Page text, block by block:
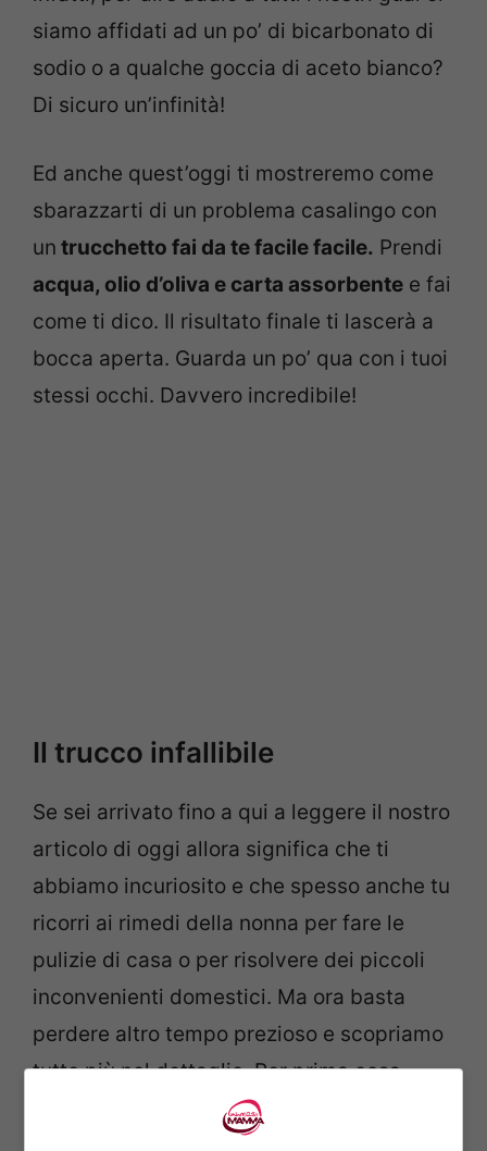
siamo affidati ad un po’ di bicarbonato di
sodio o a qualche goccia di aceto bianco?
Di sicuro un’infinità!
Ed anche quest’oggi ti mostreremo come
sbarazzarti di un problema casalingo con
un trucchetto fai da te facile facile. Prendi
acqua, olio d’oliva e carta assorbente e fai
come ti dico. Il risultato finale ti lascerà a
bocca aperta. Guarda un po’ qua con i tuoi
stessi occhi. Davvero incredibile!
Il trucco infallibile
Se sei arrivato fino a qui a leggere il nostro
articolo di oggi allora significa che ti
abbiamo incuriosito e che spesso anche tu
ricorri ai rimedi della nonna per fare le
pulizie di casa o per risolvere dei piccoli
inconvenienti domestici. Ma ora basta
perdere altro tempo prezioso e scopriamo
tutto più nel dettaglio. Per prima cosa,
però, procurati il seguente materiale: